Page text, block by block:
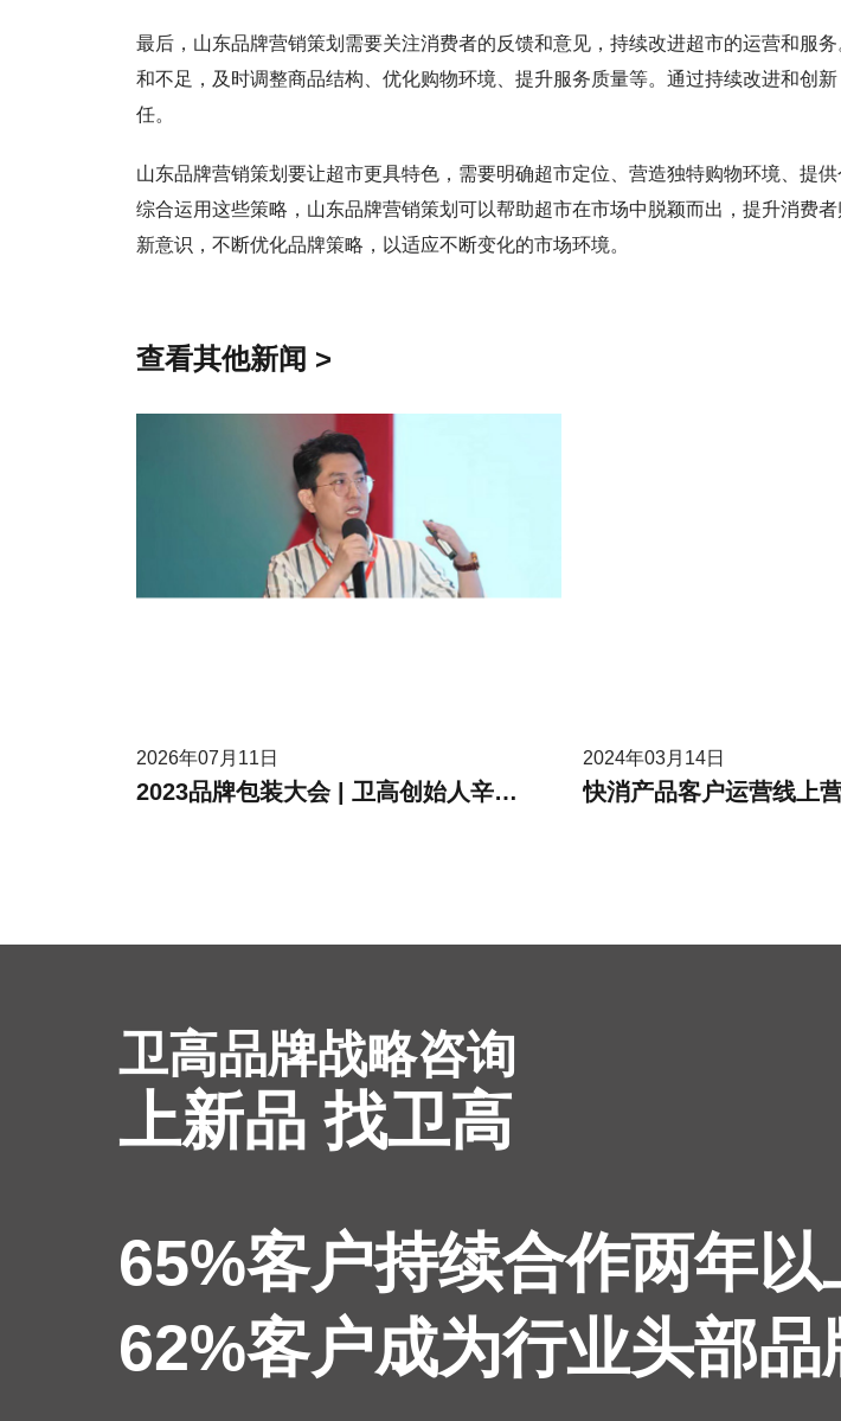
最后，山东品牌营销策划需要关注消费者的反馈和意见，持续改进超市的运营和服
和不足，及时调整商品结构、优化购物环境、提升服务质量等。通过持续改进和创
任。
山东品牌营销策划要让超市更具特色，需要明确超市定位、营造独特购物环境、提
综合运用这些策略，山东品牌营销策划可以帮助超市在市场中脱颖而出，提升消费
新意识，不断优化品牌策略，以适应不断变化的市场环境。
查看其他新闻 >
2026年07月11日
2023品牌包装大会 | 卫高创始人辛高卫作为受邀嘉宾进行现场分享
2024年03月14日
快消产品客户运营线上
卫高品牌战略咨询
上新品 找卫高
65%客户持续合作两年以
62%客户成为行业头部品